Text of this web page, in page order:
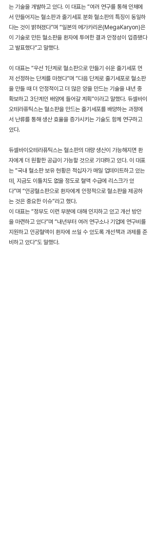
는 기술을 개발하고 있다. 이 대표는 “여러 연구를 통해 인체에
서 만들어지는 혈소판과 줄기세포 분화 혈소판의 특징이 동일하
다는 것이 밝혀졌다”며 “일본의 메가카리온(MegaKaryon)은
이 기술로 만든 혈소판을 환자에 투여한 결과 안정성이 입증됐다
고 발표했다”고 말했다.
이 대표는 “우선 1단계로 혈소판으로 만들기 쉬운 줄기세포 먼
저 선정하는 단계를 마쳤다”며 “다음 단계로 줄기세포로 혈소판
을 만들 때 더 안정적이고 더 많은 양을 만드는 기술을 내년 중
확보하고 3단계인 배양에 들어갈 계획”이라고 말했다. 듀셀바이
오테라퓨틱스는 혈소판을 만드는 줄기세포를 배양하는 과정에
서 난류를 통해 생산 효율을 증가시키는 기술도 함께 연구하고
있다.
듀셀바이오테라퓨틱스는 혈소판의 대량 생산이 가능해지면 환
자에게 더 원활한 공급이 가능할 것으로 기대하고 있다. 이 대표
는 “국내 혈소판 보유 현황은 적십자가 매일 업데이트하고 있는
데, 지금도 이틀치도 없을 정도로 혈액 수급에 리스크가 있
다”며 “인공혈소판으로 환자에게 안정적으로 혈소판을 제공하
는 것은 중요한 이슈”라고 했다.
이 대표는 “정부도 이런 부분에 대해 인지하고 있고 개선 방안
을 마련하고 있다”며 “내년부터 여러 연구소나 기업에 연구비를
지원하고 인공혈액이 환자에 쓰일 수 있도록 개선책과 과제를 준
비하고 있다”도 말했다.